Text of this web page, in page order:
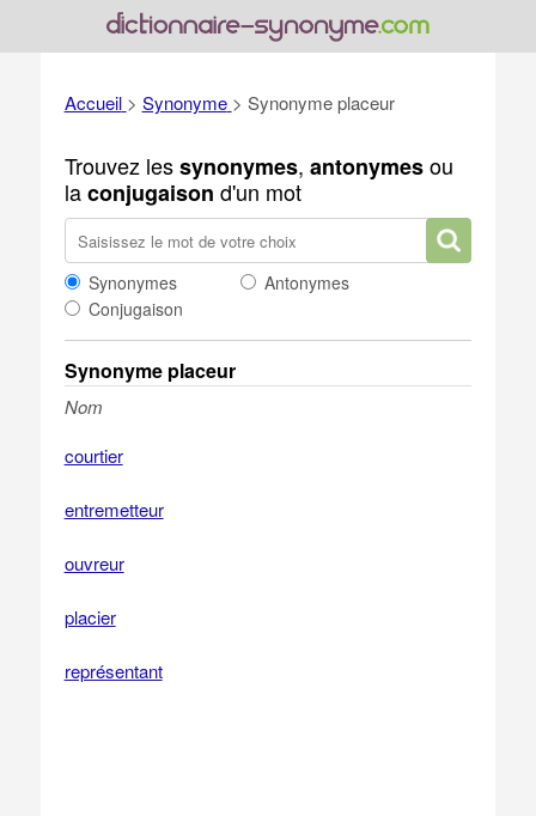
Accueil > Synonyme > Synonyme placeur
Trouvez lessynonymes, antonymesou
laconjugaison d'un mot
Synonymes
Antonymes
Conjugaison
Synonyme placeur
Nom
courtier
entremetteur
ouvreur
placier
représentant